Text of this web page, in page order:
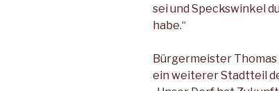
sei und Speckswinkel
habe.“
Bürgermeister
ein weiterer Stadtteil